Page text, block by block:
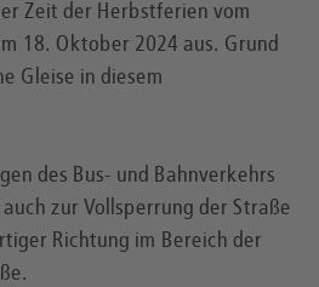
Zeit der Herbstferien vom
18. Oktober 2024 aus. Grund
Gleise in diesem
des Bus- und Bahnverkehrs
zur Vollsperrung der Straße
Richtung im Bereich der